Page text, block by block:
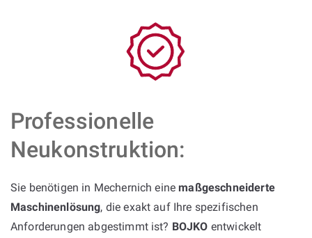
Professionelle
Neukonstruktion:
Sie benötigen in Mechernich einemaßgeschneiderte
Maschinenlösung, die exakt auf Ihre spezifischen
Anforderungen abgestimmt ist? BOJKO entwickelt